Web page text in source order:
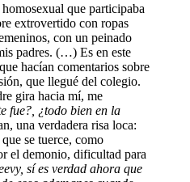
que participaba
extrovertido con ropas
con un peinado
padres. (…) Es en este
hacían comentarios sobre
que llegué del colegio.
gira hacia mí, me
fue?, ¿todo bien en la
una verdadera risa loca:
se tuerce, como
el demonio, dificultad para
sí es verdad ahora que